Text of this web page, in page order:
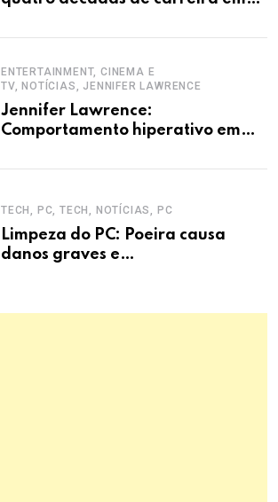
ENTERTAINMENT, CINEMA E
TV, NOTÍCIAS, JENNIFER LAWRENCE
Jennifer Lawrence:
Comportamento hiperativo em
defesa.
TECH, PC, TECH, NOTÍCIAS, PC
Limpeza do PC: Poeira causa
danos graves e